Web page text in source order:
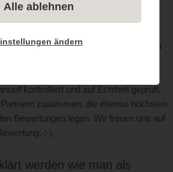
stammen ausschließlich von Gästen
Wir lassen auf unserem Such- und
Bewertungen zu. Das heißt,
kontrolliert und auf Echtheit geprüft.
zusammen, die ebenso höchsten
Bewertungen legen. Wir freuen uns auf
:-)
werden wie man als
Alle ablehnen
ändern